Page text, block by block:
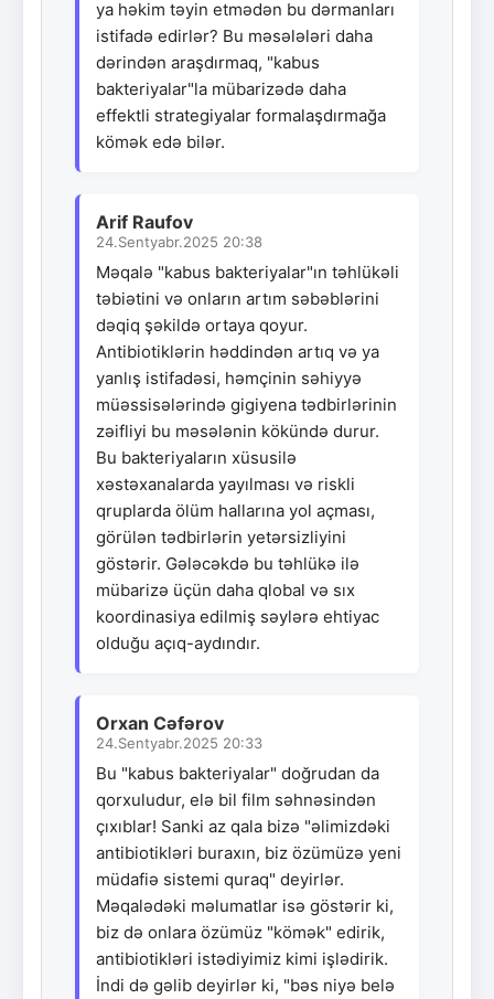
ya həkim təyin etmədən bu dərmanları
istifadə edirlər? Bu məsələləri daha
dərindən araşdırmaq, "kabus
bakteriyalar"la mübarizədə daha
effektli strategiyalar formalaşdırmağa
kömək edə bilər.
Arif Raufov
24.Sentyabr.2025 20:38
Məqalə "kabus bakteriyalar"ın təhlükəli
təbiətini və onların artım səbəblərini
dəqiq şəkildə ortaya qoyur.
Antibiotiklərin həddindən artıq və ya
yanlış istifadəsi, həmçinin səhiyyə
müəssisələrində gigiyena tədbirlərinin
zəifliyi bu məsələnin kökündə durur.
Bu bakteriyaların xüsusilə
xəstəxanalarda yayılması və riskli
qruplarda ölüm hallarına yol açması,
görülən tədbirlərin yetərsizliyini
göstərir. Gələcəkdə bu təhlükə ilə
mübarizə üçün daha qlobal və sıx
koordinasiya edilmiş səylərə ehtiyac
olduğu açıq-aydındır.
Orxan Cəfərov
24.Sentyabr.2025 20:33
Bu "kabus bakteriyalar" doğrudan da
qorxuludur, elə bil film səhnəsindən
çıxıblar! Sanki az qala bizə "əlimizdəki
antibiotikləri buraxın, biz özümüzə yeni
müdafiə sistemi quraq" deyirlər.
Məqalədəki məlumatlar isə göstərir ki,
biz də onlara özümüz "kömək" edirik,
antibiotikləri istədiyimiz kimi işlədirik.
İndi də gəlib deyirlər ki, "bəs niyə belə